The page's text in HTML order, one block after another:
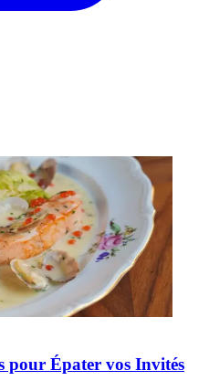
pour Épater vos Invités